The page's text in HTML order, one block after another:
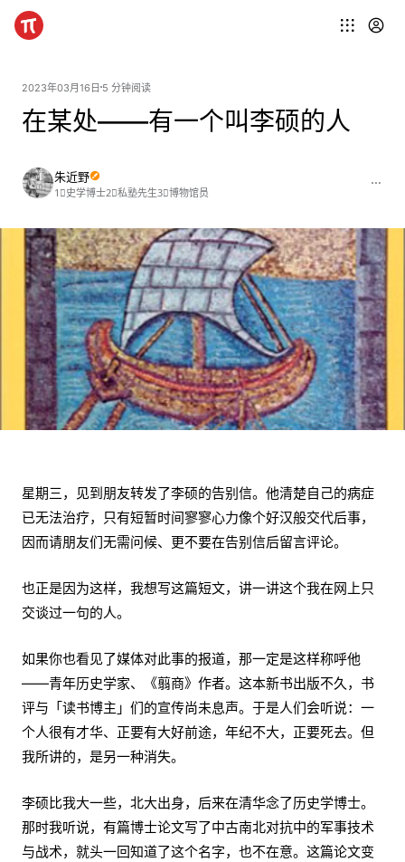
2023年03月16日 5 分钟阅读
在某处——有一个叫李硕的人
朱近野
1⃣️史学博士2⃣️私塾先生3⃣️博物馆员
星期三，见到朋友转发了李硕的告别信。他清楚自己的病症
已无法治疗，只有短暂时间寥寥心力像个好汉般交代后事，
因而请朋友们无需问候、更不要在告别信后留言评论。
也正是因为这样，我想写这篇短文，讲一讲这个我在网上只
交谈过一句的人。
如果你也看见了媒体对此事的报道，那一定是这样称呼他
——青年历史学家、《翦商》作者。这本新书出版不久，书
评与「读书博主」们的宣传尚未息声。于是人们会听说：一
个人很有才华、正要有大好前途，年纪不大，正要死去。但
我所讲的，是另一种消失。
李硕比我大一些，北大出身，后来在清华念了历史学博士。
那时我听说，有篇博士论文写了中古南北对抗中的军事技术
与战术，就头一回知道了这个名字，也不在意。这篇论文变